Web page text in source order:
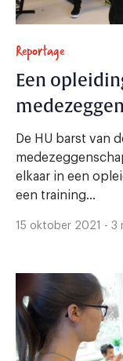
Reportage
Een
De HU barst van
elkaar in een
een training...
15 oktober 2021 - 3